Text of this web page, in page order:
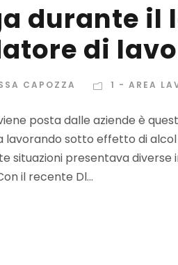
durante il
di
CAPOZZA 1 - AREA
posta dalle aziende è
sotto effetto di
situazioni presentava diverse
il recente Dl...